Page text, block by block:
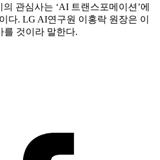
관심사는 ‘AI 트랜스포메이션’에
다. LG AI연구원 이홍락 원장은 이
를 것이라 말한다.